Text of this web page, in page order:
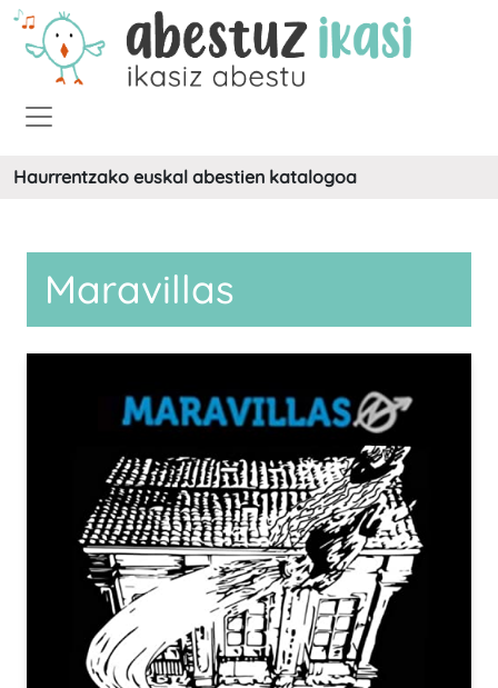
Haurrentzako euskal abestien katalogoa
Maravillas